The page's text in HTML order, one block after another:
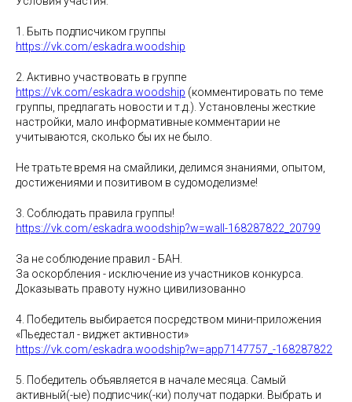
1. Быть подписчиком группы
https://vk.com/eskadra.woodship
2. Активно участвовать в группе
https://vk.com/eskadra.woodship (комментировать по теме
группы, предлагать новости и т.д.). Установлены жесткие
настройки, мало информативные комментарии не
учитываются, сколько бы их не было.
Не тратьте время на смайлики, делимся знаниями, опытом,
достижениями и позитивом в судомоделизме!
3. Соблюдать правила группы!
https://vk.com/eskadra.woodship?w=wall-168287822_20799
За не соблюдение правил - БАН.
За оскорбления - исключение из участников конкурса.
Доказывать правоту нужно цивилизованно
4. Победитель выбирается посредством мини-приложения
«Пьедестал - виджет активности»
https://vk.com/eskadra.woodship?w=app7147757_-168287822
5. Победитель объявляется в начале месяца. Самый
активный(-ые) подписчик(-ки) получат подарки. Выбрать и